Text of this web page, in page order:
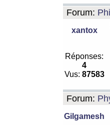
Forum:
xantox
Réponses:
4
Vus: 87583
Forum:
Gilgamesh